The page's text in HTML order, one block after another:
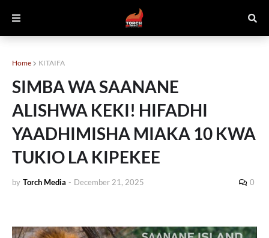
Home KITAIFA
SIMBA WA SAANANE
ALISHWA KEKI! HIFADHI
YAADHIMISHA MIAKA 10 KWA
TUKIO LA KIPEKEE
by Torch Media - December 21, 2025 0